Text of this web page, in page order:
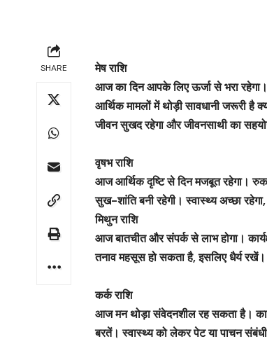
SHARE
मेष राशि
आज का दिन आपके लिए ऊर्जा से भरा रहेगा।
आर्थिक मामलों में थोड़ी सावधानी जरूरी है
जीवन सुखद रहेगा और जीवनसाथी का
वृषभ राशि
आज आर्थिक दृष्टि से दिन मजबूत रहेगा।
सुख-शांति बनी रहेगी। स्वास्थ्य अच्छा
मिथुन राशि
आज बातचीत और संपर्क से लाभ होगा।
तनाव महसूस हो सकता है, इसलिए धैर्य रखें।
कर्क राशि
आज मन थोड़ा संवेदनशील रह सकता है।
बरतें। स्वास्थ्य को लेकर पेट या पाचन